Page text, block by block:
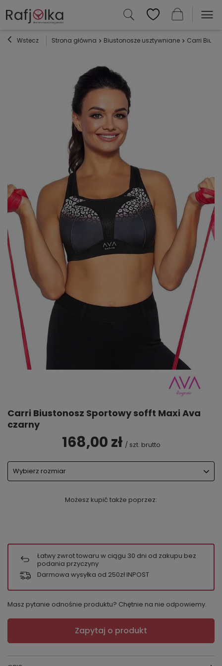
Wstecz Strona główna Biustonosze usztywniane Carri
Carri Biustonosz Sportowy sofft Maxi Ava
czarny
168,00 zł / szt. brutto
Wybierz rozmiar
Możesz kupić także poprzez:
Łatwy zwrot towaru w ciągu 30 dni od zakupu bez
podania przyczyny
Darmowa wysyłka od 250zł INPOST
Masz pytanie odnośnie produktu? Chętnie na nie odpowiemy.
Zapytaj o produkt